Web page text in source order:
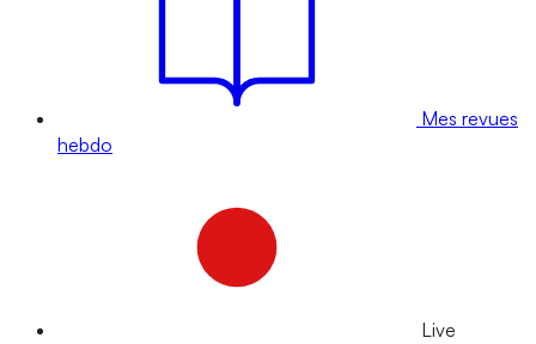
Mes revues
hebdo
Live